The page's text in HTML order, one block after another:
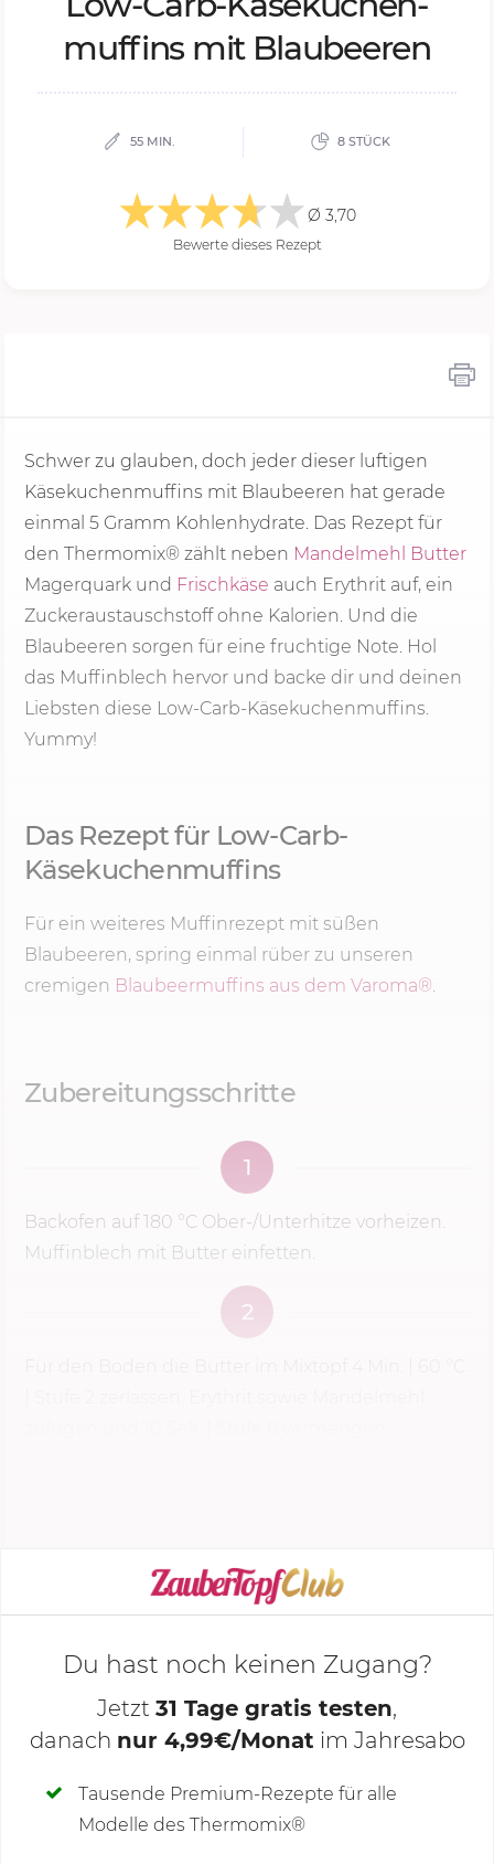
muf­fins mit Blau­bee­ren
55 MIN. 8 STÜCK
Ø 3,70
Bewerte dieses Rezept
Schwer zu glauben, doch jeder dieser luftigen
Käsekuchenmuffins mit Blaubeeren hat gerade
einmal 5 Gramm Kohlenhydrate. Das Rezept für
den Thermomix® zählt neben Mandelmehl Butter
Magerquark und Frischkäse auch Erythrit auf, ein
Zuckeraustauschstoff ohne Kalorien. Und die
Blaubeeren sorgen für eine fruchtige Note. Hol
das Muffinblech hervor und backe dir und deinen
Liebsten diese Low-Carb-Käsekuchenmuffins.
Yummy!
Das Rezept für Low-Carb-
Käsekuchenmuffins
Für ein weiteres Muffinrezept mit süßen
Blaubeeren, spring einmal rüber zu unseren
cremigen Blaubeermuffins aus dem Varoma®.
Zubereitungsschritte
1
Backofen auf 180 °C Ober-/Unterhitze vorheizen.
Muffinblech mit Butter einfetten.
2
KOCHMODUS STARTEN
Deine Notizen
Du hast noch keinen Zugang?
Jetzt 31 Tage gratis testen,
danach nur 4,99€/Monat im Jahresabo
Tausende Premium-Rezepte für alle
Modelle des Thermomix®